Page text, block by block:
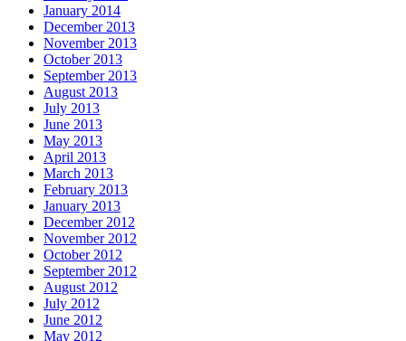
January 2014
December 2013
November 2013
October 2013
September 2013
August 2013
July 2013
June 2013
May 2013
April 2013
March 2013
February 2013
January 2013
December 2012
November 2012
October 2012
September 2012
August 2012
July 2012
June 2012
May 2012